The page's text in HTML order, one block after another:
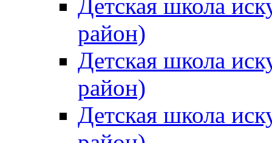
Детская школа
район)
Детская школа
район)
Детская школа